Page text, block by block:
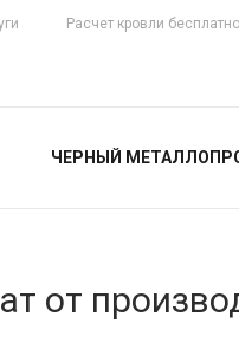
Расчет кровли бесплатно
ЧЕРНЫЙ
от